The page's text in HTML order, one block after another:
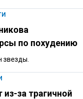
по похудению
звезды.
за трагичной